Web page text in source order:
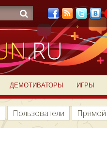
ДЕМОТИВАТОРЫ ИГРЫ
Пользователи